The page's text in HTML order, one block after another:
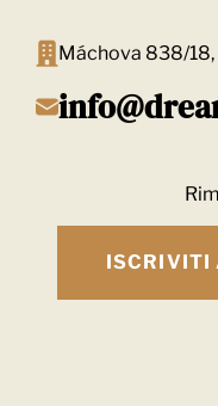
Máchova 838/18,
ISCRIVITI